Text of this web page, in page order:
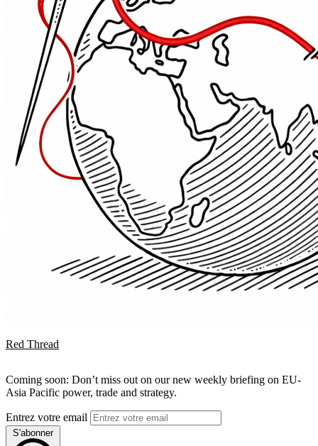
Red Thread
Coming soon: Don’t miss out on our new weekly briefing on EU-
Asia Pacific power, trade and strategy.
Entrez votre email
S'abonner